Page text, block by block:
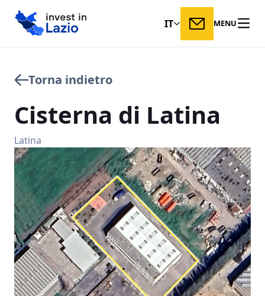
IT MENU
Torna indietro
Cisterna di Latina
Latina